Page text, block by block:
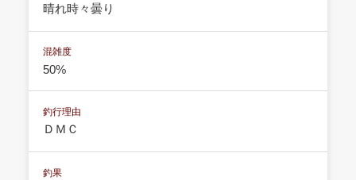
晴れ時々曇り
混雑度
50%
釣行理由
ＤＭＣ
釣果